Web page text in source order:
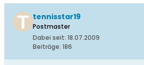
tennisstar19
Postmaster
Dabei seit: 18.07.2009
Beiträge: 186